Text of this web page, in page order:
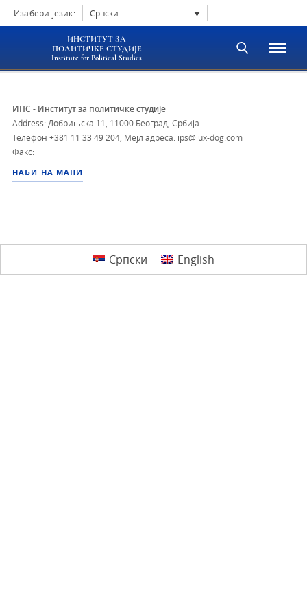
Изабери језик: Српски
ИНСТИТУТ ЗА
ПОЛИТИЧКЕ СТУДИЈЕ
Institute for Political Studies
ИПС - Институт за политичке студије
Address: Добрињска 11, 11000 Београд, Србија
Телефон +381 11 33 49 204 Мејл адреса: ips@lux-dog.com
Факс:
НАЂИ НА МАПИ
Српски English